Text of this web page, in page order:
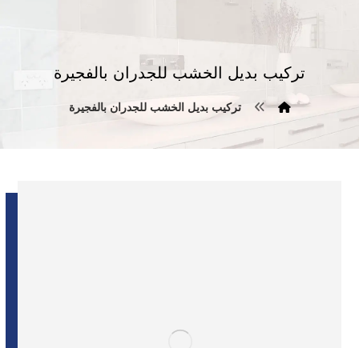
تركيب بديل الخشب للجدران بالفجيرة
تركيب بديل الخشب للجدران بالفجيرة